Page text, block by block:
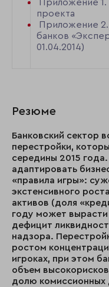
Приложение
проекта
Приложение 2.
банков
01.04.2014)
Резюме
Банковский сектор
перестройки,
середины 2015
адаптировать
«правила игры»:
экстенсивного
активов (доля
году может
дефицит
надзора.
ростом
игроках, при этом
объем
долю комиссионных